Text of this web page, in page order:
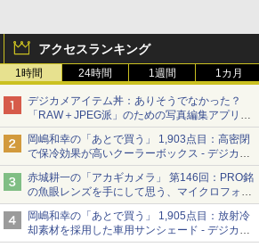
アクセスランキング
1時間 24時間 1週間 1カ月
デジカメアイテム丼：ありそうでなかった？
「RAW＋JPEG派」のための写真編集アプリ
カメラデフォルトのJPEGを大切にする
「Filmator」
岡嶋和幸の「あとで買う」 1,903点目：高密閉
で保冷効果が高いクーラーボックス - デジカメ
Watch
赤城耕一の「アカギカメラ」 第146回：PRO銘
の魚眼レンズを手にして思う、マイクロフォー
サーズへの期待と可能性
岡嶋和幸の「あとで買う」 1,905点目：放射冷
却素材を採用した車用サンシェード - デジカメ
Watch